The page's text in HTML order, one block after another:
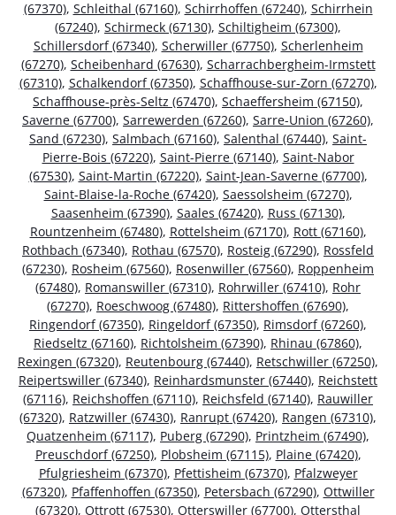
(67370), Schleithal (67160), Schirrhoffen (67240), Schirrhein
(67240), Schirmeck (67130), Schiltigheim (67300),
Schillersdorf (67340), Scherwiller (67750), Scherlenheim
(67270), Scheibenhard (67630), Scharrachbergheim-Irmstett
(67310), Schalkendorf (67350), Schaffhouse-sur-Zorn (67270),
Schaffhouse-près-Seltz (67470), Schaeffersheim (67150),
Saverne (67700), Sarrewerden (67260), Sarre-Union (67260),
Sand (67230), Salmbach (67160), Salenthal (67440), Saint-
Pierre-Bois (67220), Saint-Pierre (67140), Saint-Nabor
(67530), Saint-Martin (67220), Saint-Jean-Saverne (67700),
Saint-Blaise-la-Roche (67420), Saessolsheim (67270),
Saasenheim (67390), Saales (67420), Russ (67130),
Rountzenheim (67480), Rottelsheim (67170), Rott (67160),
Rothbach (67340), Rothau (67570), Rosteig (67290), Rossfeld
(67230), Rosheim (67560), Rosenwiller (67560), Roppenheim
(67480), Romanswiller (67310), Rohrwiller (67410), Rohr
(67270), Roeschwoog (67480), Rittershoffen (67690),
Ringendorf (67350), Ringeldorf (67350), Rimsdorf (67260),
Riedseltz (67160), Richtolsheim (67390), Rhinau (67860),
Rexingen (67320), Reutenbourg (67440), Retschwiller (67250),
Reipertswiller (67340), Reinhardsmunster (67440), Reichstett
(67116), Reichshoffen (67110), Reichsfeld (67140), Rauwiller
(67320), Ratzwiller (67430), Ranrupt (67420), Rangen (67310),
Quatzenheim (67117), Puberg (67290), Printzheim (67490),
Preuschdorf (67250), Plobsheim (67115), Plaine (67420),
Pfulgriesheim (67370), Pfettisheim (67370), Pfalzweyer
(67320), Pfaffenhoffen (67350), Petersbach (67290), Ottwiller
(67320), Ottrott (67530), Otterswiller (67700), Ottersthal